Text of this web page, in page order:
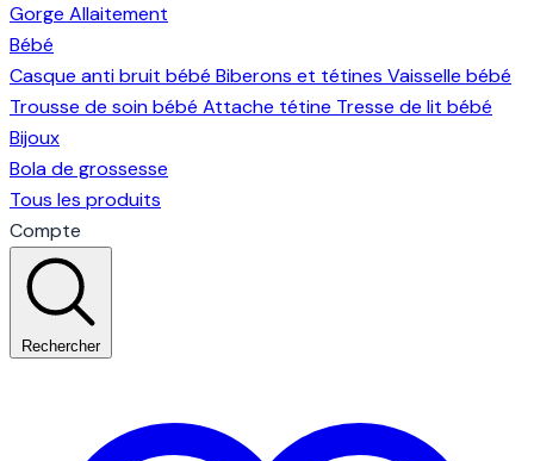
Gorge Allaitement
Bébé
Casque anti bruit bébé Biberons et tétines Vaisselle bébé
Trousse de soin bébé Attache tétine Tresse de lit bébé
Bijoux
Bola de grossesse
Tous les produits
Compte
Rechercher